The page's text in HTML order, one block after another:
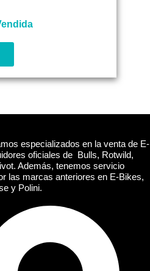
especializados en la venta de E-
oficiales de Bulls, Rotwild,
Además, tenemos servicio
las marcas anteriores en E-Bikes,
y Polini.